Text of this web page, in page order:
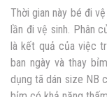
Thời gian này bé đi
lần đi vệ sinh. Phân
là kết quả của việc
ban ngày và thay
dụng tã dán size NB